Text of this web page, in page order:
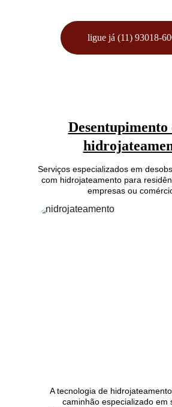
ligue já (11) 93018-
A tecnologia de
caminhão especializado em
Desentupimento
Serviços especializados em
com hidrojateamento para
empresas ou